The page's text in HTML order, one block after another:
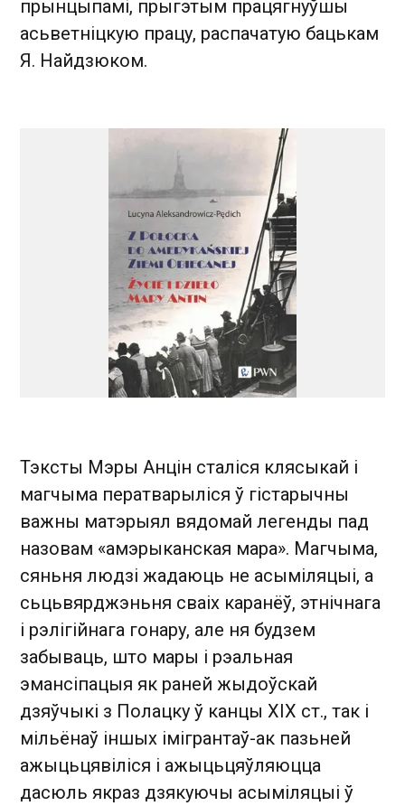
прынцыпамі, прыгэтым працягнуўшы
асьветніцкую працу, распачатую бацькам
Я. Найдзюком.
Тэксты Мэры Анцін сталіся клясыкай і
магчыма ператварыліся ў гістарычны
важны матэрыял вядомай легенды пад
назовам «амэрыканская мара». Магчыма,
сяньня людзі жадаюць не асыміляцыі, а
сьцьвярджэньня сваіх каранёў, этнічнага
і рэлігійнага гонару, але ня будзем
забываць, што мары і рэальная
эмансіпацыя як раней жыдоўскай
дзяўчыкі з Полацку ў канцы ХІХ ст., так і
мільёнаў іншых імігрантаў-ак пазьней
ажыцьцявіліся і ажыцьцяўляюцца
дасюль якраз дзякуючы асыміляцыі ў